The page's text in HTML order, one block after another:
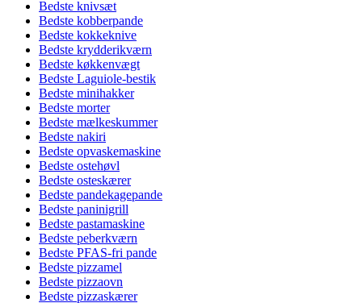
Bedste knivsæt
Bedste kobberpande
Bedste kokkeknive
Bedste krydderikværn
Bedste køkkenvægt
Bedste Laguiole-bestik
Bedste minihakker
Bedste morter
Bedste mælkeskummer
Bedste nakiri
Bedste opvaskemaskine
Bedste ostehøvl
Bedste osteskærer
Bedste pandekagepande
Bedste paninigrill
Bedste pastamaskine
Bedste peberkværn
Bedste PFAS-fri pande
Bedste pizzamel
Bedste pizzaovn
Bedste pizzaskærer